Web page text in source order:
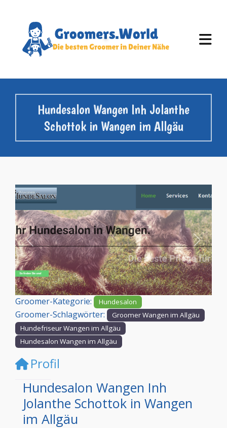
Hundesalon Wangen Inh Jolanthe
Schottok in Wangen im Allgäu
Vorheriges
Groomer-Kategorie: Hundesalon
Groomer-Schlagwörter:
Groomer Wangen im Allgäu
Hundefriseur Wangen im Allgäu
Hundesalon Wangen im Allgäu
Profil
Hundesalon Wangen Inh
Jolanthe Schottok in Wangen
im Allgäu